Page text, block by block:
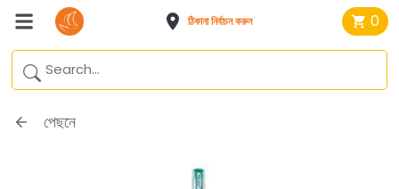
ঠিকানা নির্বাচন করুন 0
পেছনে